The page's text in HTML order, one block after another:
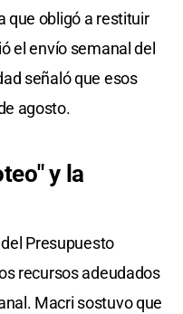
que obligó a restituir
el envío semanal del
señaló que esos
agosto.
y la
Presupuesto
recursos adeudados
Macri sostuvo que